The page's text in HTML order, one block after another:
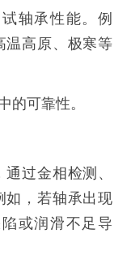
轴承性能。例
温高原、极寒等
的可靠性。
过金相检测、
如，若轴承出现
或润滑不足导